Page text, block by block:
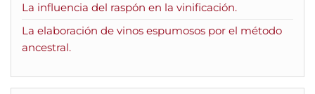
La influencia del raspón en la vinificación.
La elaboración de vinos espumosos por el método
ancestral.